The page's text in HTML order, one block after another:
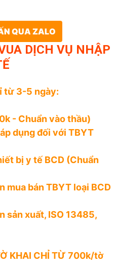
QUA ZALO
DỊCH VỤ NHẬP
từ 3-5 ngày:
- Chuẩn vào thầu)
dụng đối với TBYT
bị y tế BCD (Chuẩn
mua bán TBYT loại BCD
sản xuất, ISO 13485,
KHAI CHỈ TỪ 700k/tờ